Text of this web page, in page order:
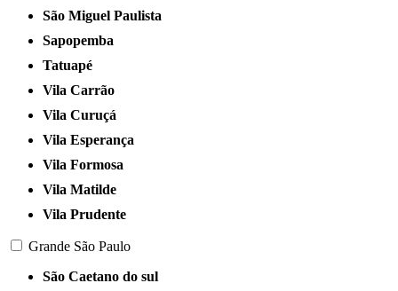
São Miguel Paulista
Sapopemba
Tatuapé
Vila Carrão
Vila Curuçá
Vila Esperança
Vila Formosa
Vila Matilde
Vila Prudente
Grande São Paulo
São Caetano do sul